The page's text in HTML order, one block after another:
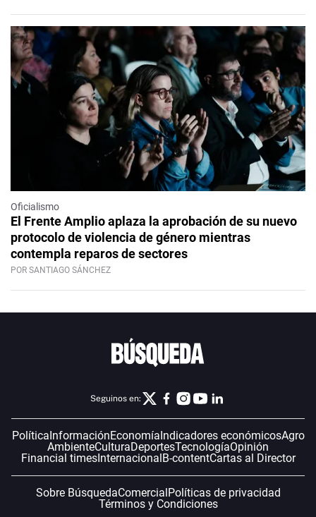
Oficialismo
El Frente Amplio aplaza la aprobación de su nuevo
protocolo de violencia de género mientras
contempla reparos de sectores
POR SANTIAGO SÁNCHEZ
Seguinos en:
Política InformaciónEconomía Indicadores económicosAgro
AmbienteCulturaDeportesTecnologíaOpinión
Financial timesInternacional B-contentCartas al Director
Sobre BúsquedaComercial Políticas de privacidad
Términos y Condiciones